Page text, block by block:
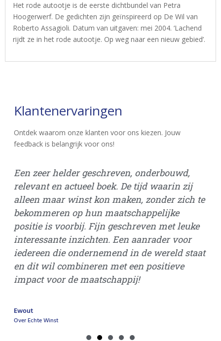
Het rode autootje is de eerste dichtbundel van Petra
Hoogerwerf. De gedichten zijn geïnspireerd op De Wil van
Roberto Assagioli. Datum van uitgaven: mei 2004. ‘Lachend
rijdt ze in het rode autootje. Op weg naar een nieuw gebied’.
Klantenervaringen
Ontdek waarom onze klanten voor ons kiezen. Jouw
feedback is belangrijk voor ons!
Een zeer helder geschreven, onderbouwd,
relevant en actueel boek. De tijd waarin zij
alleen maar winst kon maken, zonder zich te
bekommeren op hun maatschappelijke
positie is voorbij. Fijn geschreven met leuke
interessante inzichten. Een aanrader voor
iedereen die ondernemend in de wereld staat
en dit wil combineren met een positieve
impact voor de maatschappij!
Ewout
Over Echte Winst